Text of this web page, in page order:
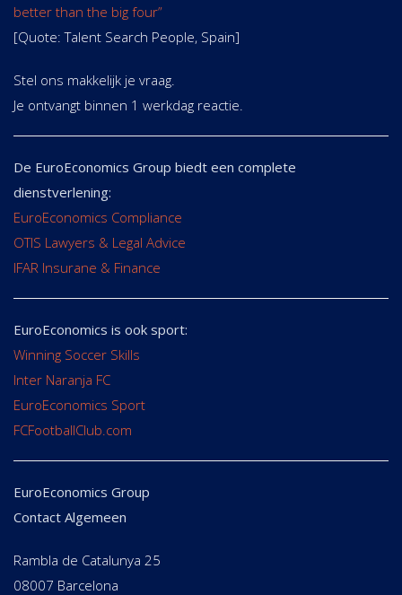
better than the big four”
[Quote: Talent Search People, Spain]
Stel ons makkelijk je vraag.
Je ontvangt binnen 1 werkdag reactie.
De EuroEconomics Group biedt een complete
dienstverlening:
EuroEconomics Compliance
OTIS Lawyers & Legal Advice
IFAR Insurane & Finance
EuroEconomics is ook sport:
Winning Soccer Skills
Inter Naranja FC
EuroEconomics Sport
FCFootballClub.com
EuroEconomics Group
Contact Algemeen
Rambla de Catalunya 25
08007 Barcelona